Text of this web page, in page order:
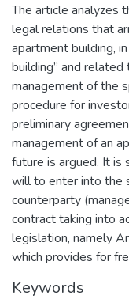
The article analyzes
legal relations that
apartment building,
building” and
management of the
procedure for
preliminary
management of an
future is argued. It
will to enter into the
counterparty
contract taking into
legislation, namely
which provides for
Keywords